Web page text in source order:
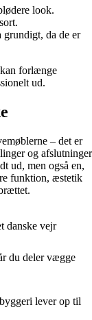
look.
grundigt, da de er
kan forlænge
ud.
– det er
og afslutninger
ud, men også en,
funktion, æstetik
danske vejr
du deler vægge
lever op til